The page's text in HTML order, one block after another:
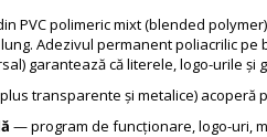
PVC polimeric mixt (blended
Adezivul permanent poliacrilic
garantează că literele, logo-urile
transparente și metalice)
— program de funcționare, logo-uri,